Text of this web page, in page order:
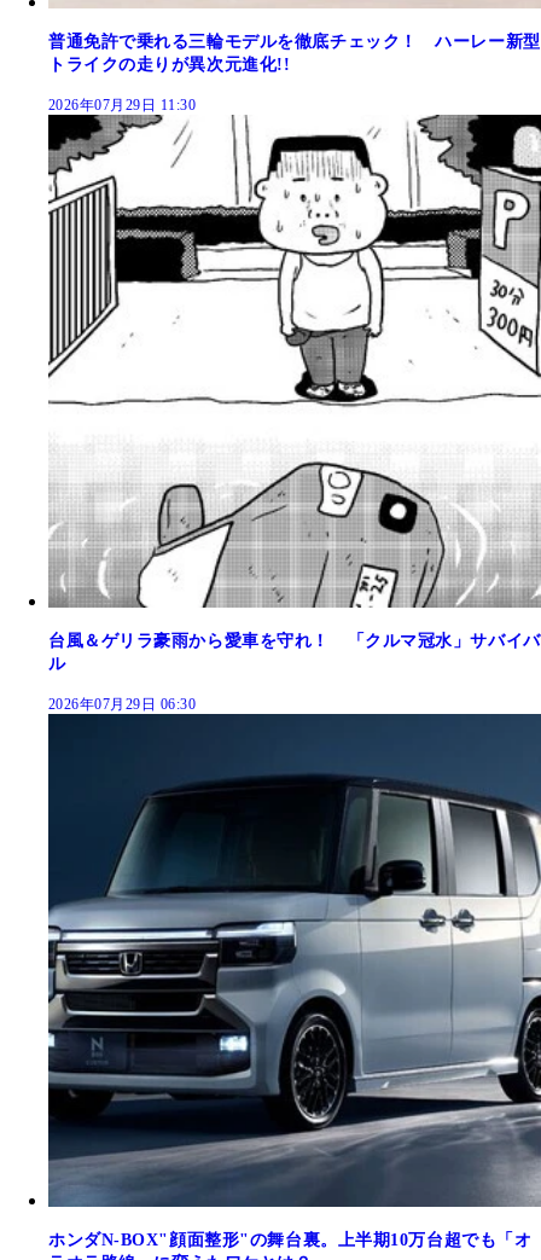
普通免許で乗れる三輪モデルを徹底チェック！ ハーレー新型
トライクの走りが異次元進化!!
2026年07月29日 11:30
台風＆ゲリラ豪雨から愛車を守れ！ 「クルマ冠水」サバイバ
ル
2026年07月29日 06:30
ホンダN-BOX"顔面整形"の舞台裏。上半期10万台超でも「オ